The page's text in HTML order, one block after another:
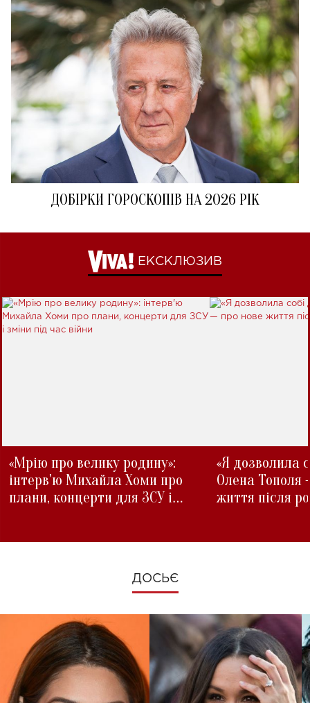
ДОБІРКИ ГОРОСКОПІВ НА 2026 РІК
ЕКСКЛЮЗИВ
«Мрію про велику родину»:
інтерв'ю Михайла Хоми про
плани, концерти для ЗСУ і
«Я дозволила
Олена Тополя
життя після
ДОСЬЄ